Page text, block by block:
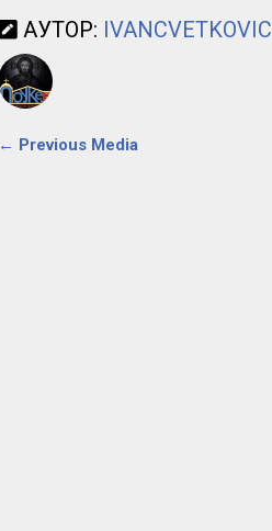
АУТОР: IVANCVETKOVIC
← Previous Media